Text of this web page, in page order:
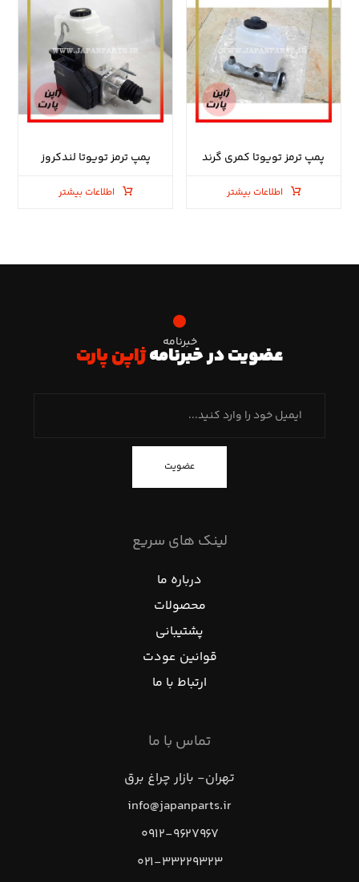
پمپ ترمز تویوتا کمری گرند
اطلاعات بیشتر
پمپ ترمز تویوتا لندکروز
اطلاعات بیشتر
خبرنامه
عضویت در خبرنامهژاپن پارت
عضویت
لینک های سریع
درباره ما
محصولات
پشتیبانی
قوانین عودت
ارتباط با ما
تماس با ما
تهران- بازار چراغ برق
info@japanparts.ir
۰۹۱۲-۹۶۲۷۹۶۷
۰۲۱-۳۳۲۲۹۳۲۳